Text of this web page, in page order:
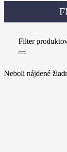
Filter
Neboli nájdené